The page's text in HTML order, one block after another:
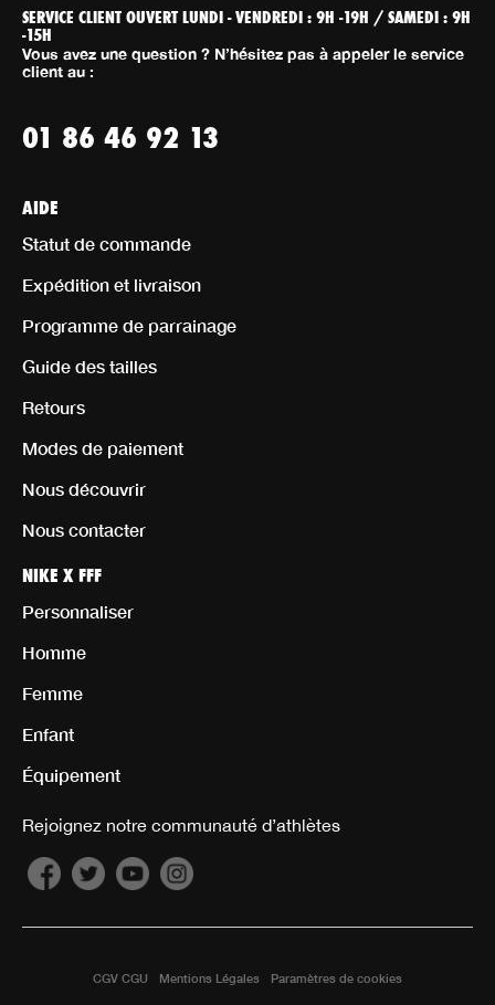
SERVICE CLIENT OUVERT LUNDI - VENDREDI : 9H -19H / SAMEDI : 9H
-15H
Vous avez une question ? N’hésitez pas à appeler le service
client au :
01 86 46 92 13
AIDE
Statut de commande
Expédition et livraison
Programme de parrainage
Guide des tailles
Retours
Modes de paiement
Nous découvrir
Nous contacter
NIKE X FFF
Personnaliser
Homme
Femme
Enfant
Équipement
Rejoignez notre communauté d’athlètes
CGV CGU Mentions Légales Paramètres de cookies